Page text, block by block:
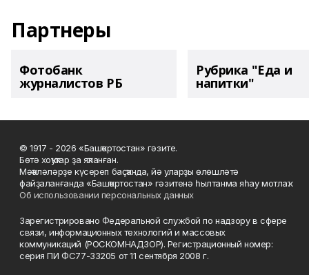
Партнеры
Фотобанк
журналистов РБ
Рубрика "Еда и
напитки"
© 1917 - 2026 «Башҡортостан» гәзите.
Бөтә хоҡуҡтар ҙа яҡланған.
Мәҡәләләрҙе күсереп баҫҡанда, йә уларҙы өлөшләтә
файҙаланғанда «Башҡортостан» гәзитенә һылтанма яһау мотлаҡ.
Об использовании персональных данных
Зарегистрировано Федеральной службой по надзору в сфере
связи, информационных технологий и массовых
коммуникаций (РОСКОМНАДЗОР). Регистрационный номер:
серия ПИ ФС77-33205 от 11 сентября 2008 г.